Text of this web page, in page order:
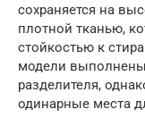
сохраняется на
плотной тканью,
стойкостью к
модели
разделителя,
одинарные места